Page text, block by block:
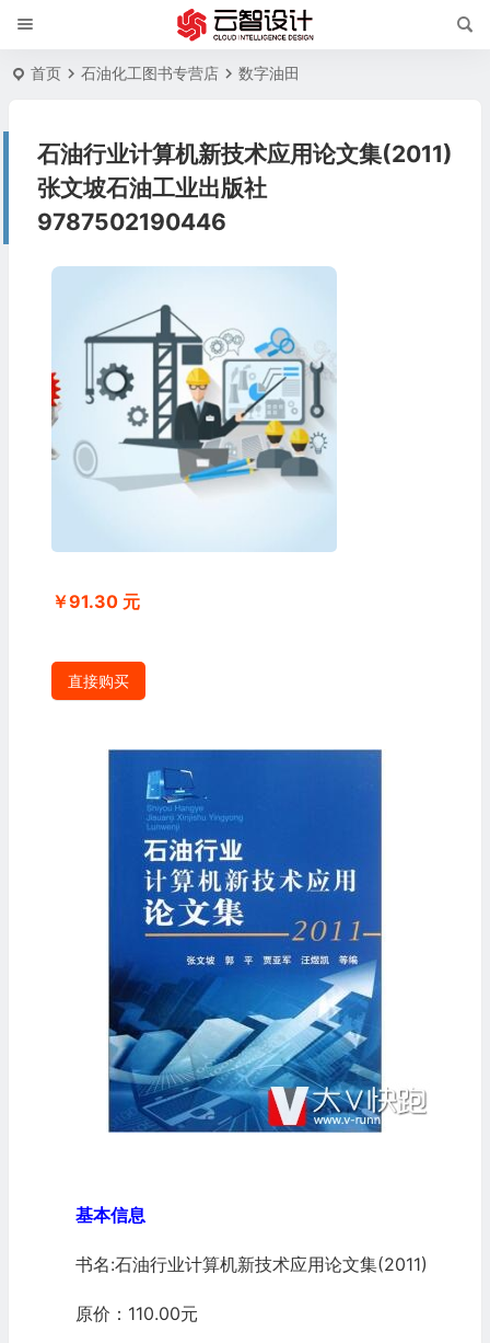
首页 石油化工图书专营店 数字油田
石油行业计算机新技术应用论文集(2011)
张文坡石油工业出版社
9787502190446
￥91.30 元
直接购买
基本信息
书名:石油行业计算机新技术应用论文集(2011)
原价：110.00元